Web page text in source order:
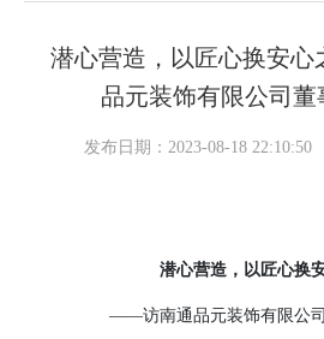
潜心营造，以匠心换安
品元装饰有限公司
发布日期：2023-08-18 22:10:50
潜心营造，以匠心换
——访南通品元装饰有限公